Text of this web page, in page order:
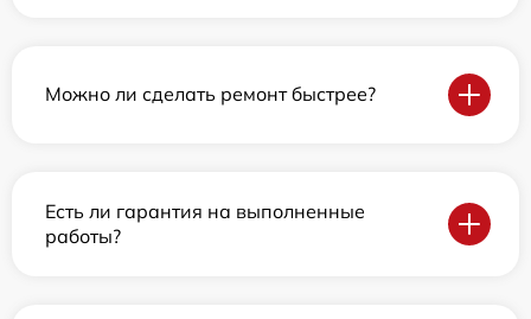
Можно ли сделать ремонт быстрее?
Есть ли гарантия на выполненные
работы?